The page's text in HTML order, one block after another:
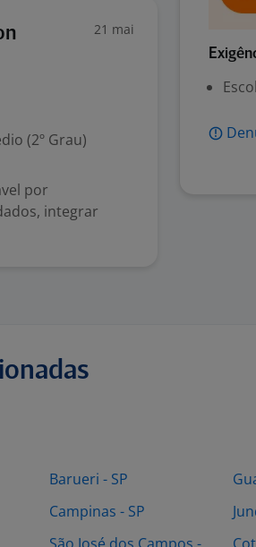
21 mai
(2º Grau)
por
integrar
Barueri - SP
Campinas - SP